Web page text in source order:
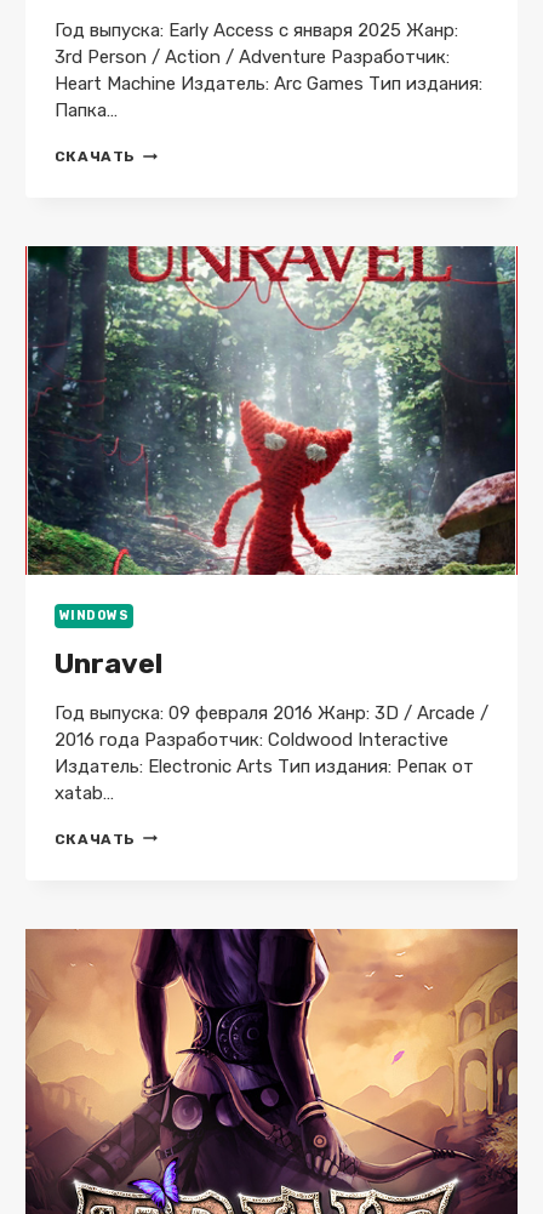
Год выпуска: Early Access с января 2025 Жанр:
3rd Person / Action / Adventure Разработчик:
Heart Machine Издатель: Arc Games Тип издания:
Папка…
СКАЧАТЬ HYPER
WINDOWS
Unravel
Год выпуска: 09 февраля 2016 Жанр: 3D / Arcade /
2016 года Разработчик: Coldwood Interactive
Издатель: Electronic Arts Тип издания: Репак от
xatab…
СКАЧАТЬ UNRAVEL